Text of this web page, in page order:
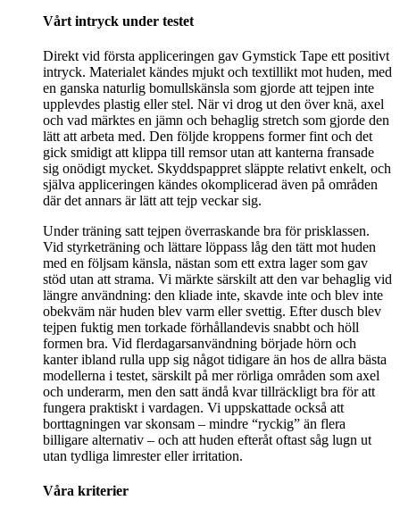
Vårt intryck under testet
Direkt vid första appliceringen gav Gymstick Tape ett positivt
intryck. Materialet kändes mjukt och textillikt mot huden, med
en ganska naturlig bomullskänsla som gjorde att tejpen inte
upplevdes plastig eller stel. När vi drog ut den över knä, axel
och vad märktes en jämn och behaglig stretch som gjorde den
lätt att arbeta med. Den följde kroppens former fint och det
gick smidigt att klippa till remsor utan att kanterna fransade
sig onödigt mycket. Skyddspappret släppte relativt enkelt, och
själva appliceringen kändes okomplicerad även på områden
där det annars är lätt att tejp veckar sig.
Under träning satt tejpen överraskande bra för prisklassen.
Vid styrketräning och lättare löppass låg den tätt mot huden
med en följsam känsla, nästan som ett extra lager som gav
stöd utan att strama. Vi märkte särskilt att den var behaglig vid
längre användning: den kliade inte, skavde inte och blev inte
obekväm när huden blev varm eller svettig. Efter dusch blev
tejpen fuktig men torkade förhållandevis snabbt och höll
formen bra. Vid flerdagarsanvändning började hörn och
kanter ibland rulla upp sig något tidigare än hos de allra bästa
modellerna i testet, särskilt på mer rörliga områden som axel
och underarm, men den satt ändå kvar tillräckligt bra för att
fungera praktiskt i vardagen. Vi uppskattade också att
borttagningen var skonsam – mindre “ryckig” än flera
billigare alternativ – och att huden efteråt oftast såg lugn ut
utan tydliga limrester eller irritation.
Våra kriterier